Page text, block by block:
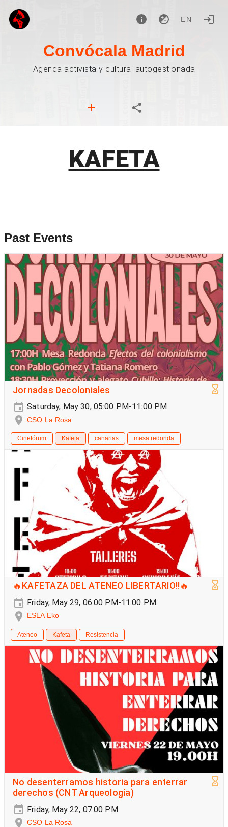
EN
Convócala Madrid
Agenda activista y cultural autogestionada
KAFETA
Past Events
Jornadas Decoloniales
Saturday, May 30, 05:00 PM-11:00 PM
CSO La Rosa
Cinefórum Kafeta canarias mesa redonda
🔥KAFETAZA DEL ATENEO LIBERTARIO!!🔥
Friday, May 29, 06:00 PM-11:00 PM
ESLA Eko
Ateneo Kafeta Resistencia
No desenterramos historia para enterrar
derechos (CNT Arqueología)
Friday, May 22, 07:00 PM
CSO La Rosa